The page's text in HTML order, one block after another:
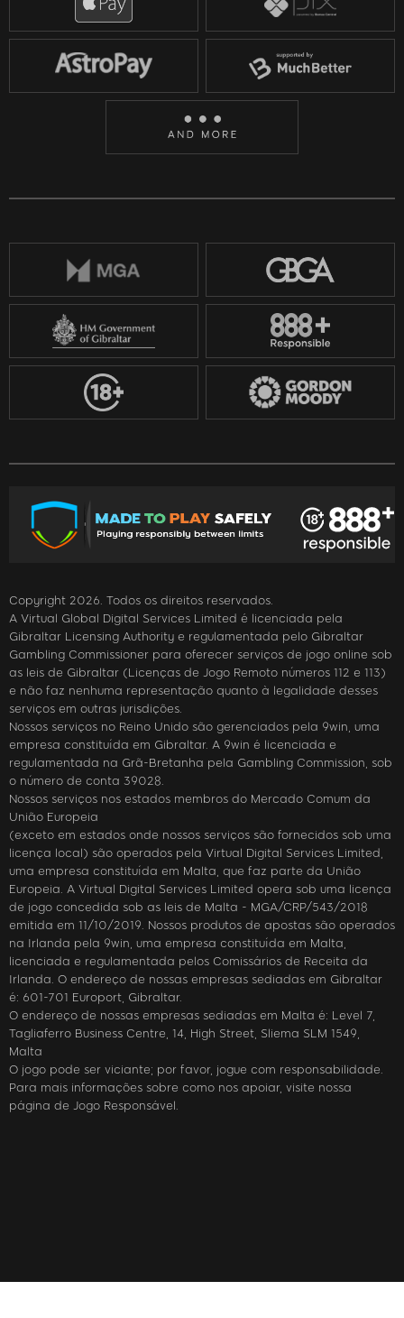
Copyright 2026. Todos os direitos reservados.
A Virtual Global Digital Services Limited é licenciada pela
Gibraltar Licensing Authority e regulamentada pelo Gibraltar
Gambling Commissioner para oferecer serviços de jogo online sob
as leis de Gibraltar (Licenças de Jogo Remoto números 112 e 113)
e não faz nenhuma representação quanto à legalidade desses
serviços em outras jurisdições.
Nossos serviços no Reino Unido são gerenciados pela 9win, uma
empresa constituída em Gibraltar. A 9win é licenciada e
regulamentada na Grã-Bretanha pela Gambling Commission, sob
o número de conta 39028.
Nossos serviços nos estados membros do Mercado Comum da
União Europeia
(exceto em estados onde nossos serviços são fornecidos sob uma
licença local) são operados pela Virtual Digital Services Limited,
uma empresa constituída em Malta, que faz parte da União
Europeia. A Virtual Digital Services Limited opera sob uma licença
de jogo concedida sob as leis de Malta - MGA/CRP/543/2018
emitida em 11/10/2019. Nossos produtos de apostas são operados
na Irlanda pela 9win, uma empresa constituída em Malta,
licenciada e regulamentada pelos Comissários de Receita da
Irlanda. O endereço de nossas empresas sediadas em Gibraltar
é: 601-701 Europort, Gibraltar.
O endereço de nossas empresas sediadas em Malta é: Level 7,
Tagliaferro Business Centre, 14, High Street, Sliema SLM 1549,
Malta
O jogo pode ser viciante; por favor, jogue com responsabilidade.
Para mais informações sobre como nos apoiar, visite nossa
página de Jogo Responsável.